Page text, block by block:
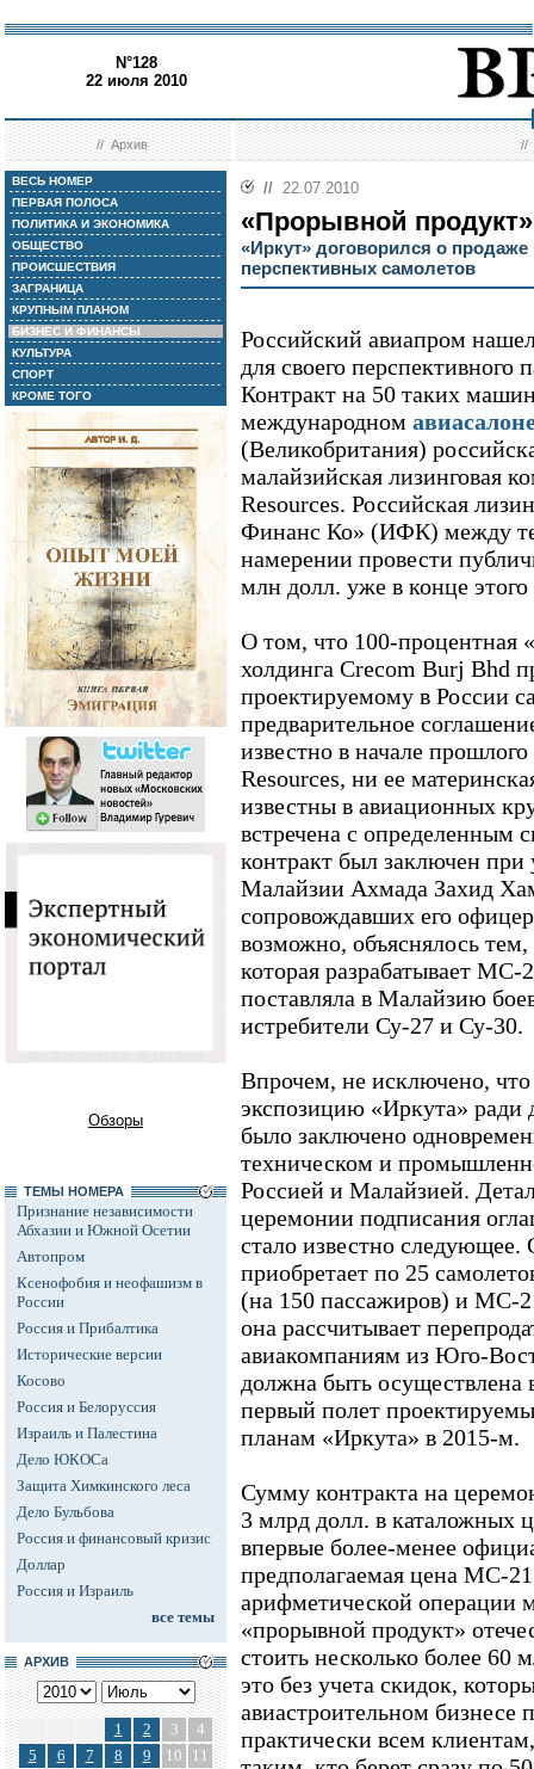
N°128
22 июля 2010
//Архив //
ВЕСЬ НОМЕР
ПЕРВАЯ ПОЛОСА
ПОЛИТИКА И ЭКОНОМИКА
ОБЩЕСТВО
ПРОИСШЕСТВИЯ
ЗАГРАНИЦА
КРУПНЫМ ПЛАНОМ
БИЗНЕС И ФИНАНСЫ
КУЛЬТУРА
СПОРТ
КРОМЕ ТОГО
Обзоры
ТЕМЫ НОМЕРА
Признание независимости
Абхазии и Южной Осетии
Автопром
Ксенофобия и неофашизм в
России
Россия и Прибалтика
Исторические версии
Косово
Россия и Белоруссия
Израиль и Палестина
Дело ЮКОСа
Защита Химкинского леса
Дело Бульбова
Россия и финансовый кризис
Доллар
Россия и Израиль
все темы
АРХИВ
1 2 3
4
5
6 7 8 9 10
11
// 22.07.2010
«Прорывной
«Иркут» договорился о
перспективных самолетов
Российский авиапром нашел
для своего
Контракт на 50 таких
международном
(Великобритания)
малайзийская лизинговая
Resources. Российская
Финанс Ко» (ИФК) между
намерении провести
млн долл. уже в конце этого
О том, что 100-процентная
холдинга Crecom Burj Bhd
проектируемому в России
предварительное
известно в начале
Resources, ни ее
известны в авиационных
встречена с определенным
контракт был заключен
Малайзии Ахмада Захид
сопровождавших его
возможно, объяснялось
которая разрабатывает МС-
поставляла в Малайзию
истребители Су-27 и Су-30.
Впрочем, не исключено,
экспозицию «Иркута» ради
было заключено
техническом и
Россией и Малайзией.
церемонии подписания
стало известно следующее.
приобретает по 25
(на 150 пассажиров) и МС-
она рассчитывает
авиакомпаниям из Юго-
должна быть осуществлена
первый полет
планам «Иркута» в 2015-м.
Сумму контракта на
3 млрд долл. в каталожных
впервые более-менее
предполагаемая цена МС-
арифметической операции
«прорывной продукт»
стоить несколько более 60
это без учета скидок,
авиастроительном бизнесе
практически всем